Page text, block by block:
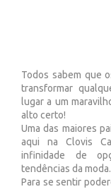
Todos sabem que
transformar
lugar a um
alto certo!
Uma das maiores
aqui na Clovis
infinidade de
tendências da moda.
Para se sentir